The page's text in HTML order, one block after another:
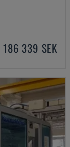
186 339 SEK